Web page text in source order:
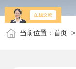
当前位置：首页 >